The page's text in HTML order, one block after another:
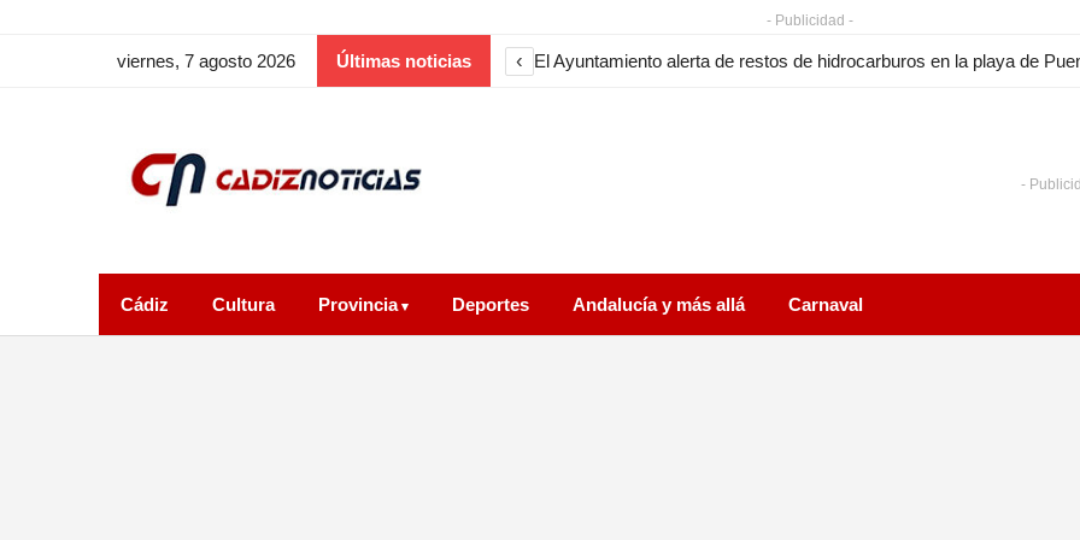
- Publicidad -
viernes, 7 agosto 2026 Últimas noticias ‹
-
Cádiz Cultura Provincia Deportes Andalucía y más allá Carnaval